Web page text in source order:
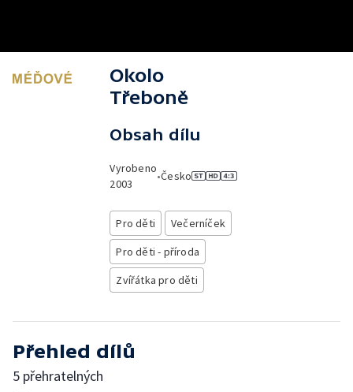
Okolo
Třeboně
Obsah dílu
Vyrobeno
2003
•Česko
Pro děti
Večerníček
Pro děti - příroda
Zvířátka pro děti
Přehled dílů
5 přehratelných